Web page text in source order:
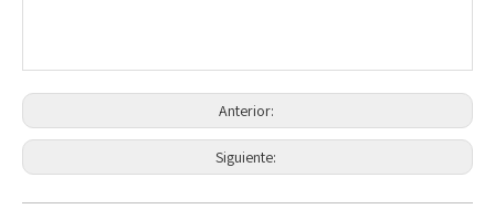
Anterior:
Siguiente: